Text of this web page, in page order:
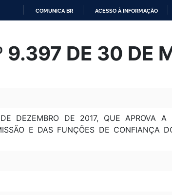
CONTEÚDO
COMUNICA BR ACESSO À INFORMAÇÃO
9.397 DE 30 DE
DEZEMBRO DE 2017, QUE APROVA A
E DAS FUNÇÕES DE CONFIANÇA